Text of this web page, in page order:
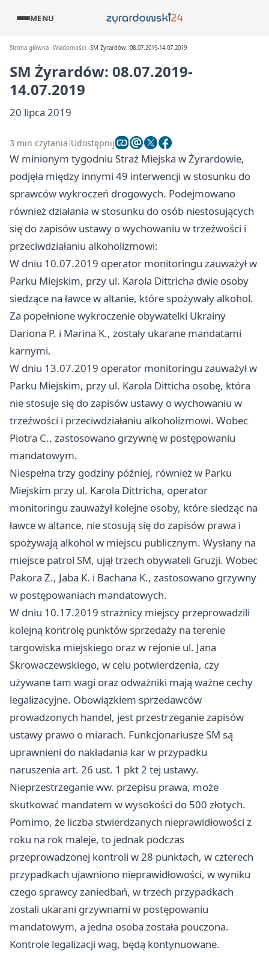
MENU
Strona główna Wiadomości SM Żyrardów: 08.07.2019-14.07.2019
SM Żyrardów: 08.07.2019-
14.07.2019
20 lipca 2019
3 min czytania Udostępnij
W minionym tygodniu Straż Miejska w Żyrardowie,
podjęła między innymi 49 interwencji w stosunku do
sprawców wykroczeń drogowych. Podejmowano
również działania w stosunku do osób niestosujących
się do zapisów ustawy o wychowaniu w trzeźwości i
przeciwdziałaniu alkoholizmowi:
W dniu 10.07.2019 operator monitoringu zauważył w
Parku Miejskim, przy ul. Karola Dittricha dwie osoby
siedzące na ławce w altanie, które spożywały alkohol.
Za popełnione wykroczenie obywatelki Ukrainy
Dariona P. i Marina K., zostały ukarane mandatami
karnymi.
W dniu 13.07.2019 operator monitoringu zauważył w
Parku Miejskim, przy ul. Karola Ditticha osobę, która
nie stosuje się do zapisów ustawy o wychowaniu w
trzeźwości i przeciwdziałaniu alkoholizmowi. Wobec
Piotra C., zastosowano grzywnę w postępowaniu
mandatowym.
Niespełna trzy godziny później, również w Parku
Miejskim przy ul. Karola Dittricha, operator
monitoringu zauważył kolejne osoby, które siedząc na
ławce w altance, nie stosują się do zapisów prawa i
spożywają alkohol w miejscu publicznym. Wysłany na
miejsce patrol SM, ujął trzech obywateli Gruzji. Wobec
Pakora Z., Jaba K. i Bachana K., zastosowano grzywny
w postępowaniach mandatowych.
W dniu 10.17.2019 strażnicy miejscy przeprowadzili
kolejną kontrolę punktów sprzedaży na terenie
targowiska miejskiego oraz w rejonie ul. Jana
Skrowaczewskiego, w celu potwierdzenia, czy
używane tam wagi oraz odważniki mają ważne cechy
legalizacyjne. Obowiązkiem sprzedawców
prowadzonych handel, jest przestrzeganie zapisów
ustawy prawo o miarach. Funkcjonariusze SM są
uprawnieni do nakładania kar w przypadku
naruszenia art. 26 ust. 1 pkt 2 tej ustawy.
Nieprzestrzeganie ww. przepisu prawa, może
skutkować mandatem w wysokości do 500 złotych.
Pomimo, że liczba stwierdzanych nieprawidłowości z
roku na rok maleje, to jednak podczas
przeprowadzonej kontroli w 28 punktach, w czterech
przypadkach ujawniono nieprawidłowości, w wyniku
czego sprawcy zaniedbań, w trzech przypadkach
zostali ukarani grzywnami w postępowaniu
mandatowym, a jedna osoba została pouczona.
Kontrole legalizacji wag, będą kontynuowane.